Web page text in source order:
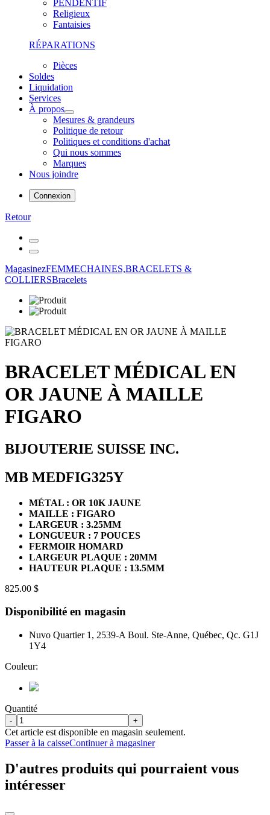
PENDENTIF
Religieux
Fantaisies
RÉPARATIONS
Pièces
Soldes
Liquidation
Services
À propos
Mesures & grandeurs
Politique de retour
Politiques et conditions d'achat
Qui nous sommes
Marques
Nous joindre
Connexion
Retour
MagasinezFEMMECHAINES,BRACELETS &
COLLIERSBracelets
BRACELET MÉDICAL EN
OR JAUNE À MAILLE
FIGARO
BIJOUTERIE SUISSE INC.
MB MEDFIG325Y
MÉTAL : OR 10K JAUNE
MAILLE : FIGARO
LARGEUR : 3.25MM
LONGUEUR : 7 POUCES
FERMOIR HOMARD
LARGEUR PLAQUE : 20MM
HAUTEUR PLAQUE : 13.5MM
825.00 $
Disponibilité en magasin
Nuvo Quartier 1, 2539-A Boul. Ste-Anne, Québec, Qc. G1J
1Y4
Couleur:
Quantité
- +
Cet article est disponible en magasin seulement.
Passer à la caisseContinuer à magasiner
D'autres produits qui pourraient vous
intéresser